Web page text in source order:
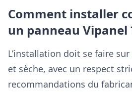
Comment installer
un panneau Vipanel
L’installation doit se faire
et sèche, avec un respect
recommandations du